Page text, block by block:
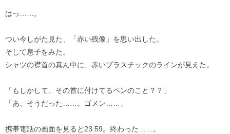
はっ……。
つい今しがた見た、「赤い残像」を思い出した。
そして息子をみた。
シャツの襟首の真ん中に、赤いプラスチックのラインが見えた。
「もしかして、その首に付けてるペンのこと？？」
「あ、そうだった……。ゴメン……」
携帯電話の画面を見ると23:59。終わった……。